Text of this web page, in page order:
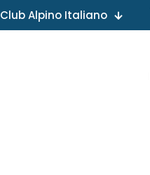
Club Alpino Italiano